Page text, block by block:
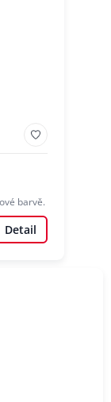
barvě.
Detail